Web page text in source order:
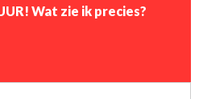
Wat zie ik precies?